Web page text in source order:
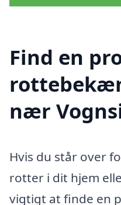
Find en
nær
Hvis du står over
rotter i dit hjem
vigtigt at finde en